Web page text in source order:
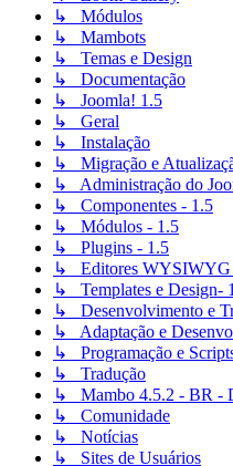
↳ Módulos
↳ Mambots
↳ Temas e Design
↳ Documentação
↳ Joomla! 1.5
↳ Geral
↳ Instalação
↳ Migração e
↳ Administração do
↳ Componentes - 1.5
↳ Módulos - 1.5
↳ Plugins - 1.5
↳ Editores WYSIWYG
↳ Templates e Design-
↳ Desenvolvimento e
↳ Adaptação e
↳ Programação e
↳ Tradução
↳ Mambo 4.5.2 - BR -
↳ Comunidade
↳ Notícias
↳ Sites de Usuários